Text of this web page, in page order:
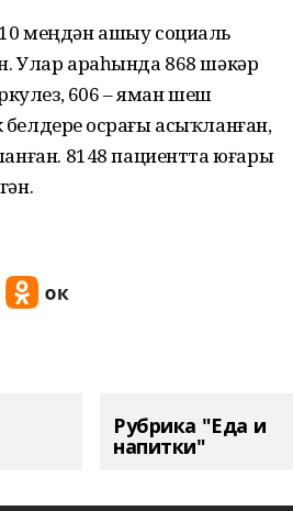
меңдән ашыу социаль
Улар араһында 868 шәкәр
606 – яман шеш
осрағы асыҡланған,
8148 пациентта юғары
Рубрика "Еда и
напитки"